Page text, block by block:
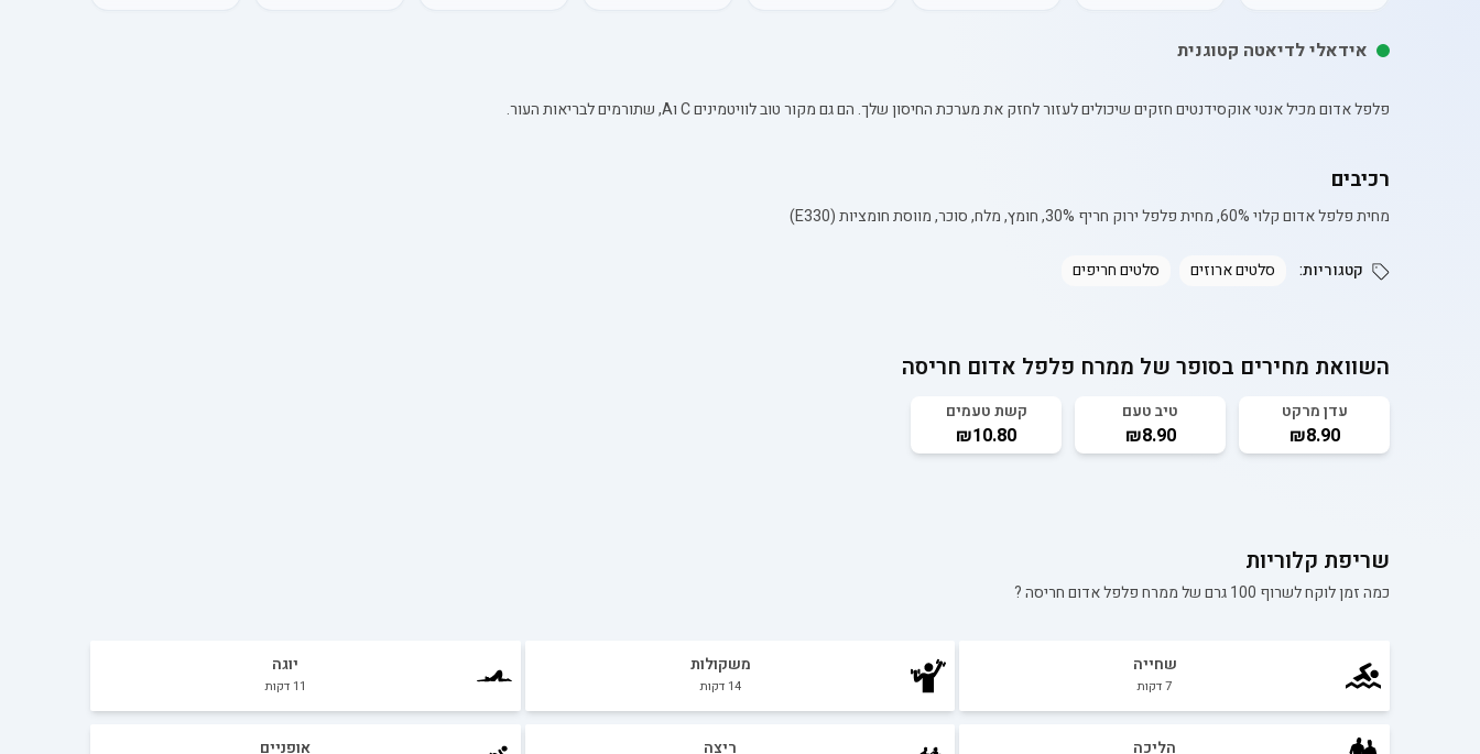
אידאלי לדיאטה קטוגנית
פלפל אדום מכיל אנטי אוקסידנטים חזקים שיכולים לעזור לחזק את מערכת החיסון שלך. הם גם מקור טוב לוויטמינים C וA, שתורמים לבריאות העור.
רכיבים
מחית פלפל אדום קלוי 60%, מחית פלפל ירוק חריף 30%, חומץ, מלח, סוכר, מווסת חומציות (E330)
קטגוריות: סלטים ארוזים סלטים חריפים
השוואת מחירים בסופר של ממרח פלפל אדום חריסה
עדן מרקט
₪8.90
טיב טעם
₪8.90
קשת טעמים
₪10.80
שריפת קלוריות
כמה זמן לוקח לשרוף 100 גרם של ממרח פלפל אדום חריסה?
שחייה
7דקות
משקולות
14 דקות
יוגה
11 דקות
הליכה ריצה אופניים